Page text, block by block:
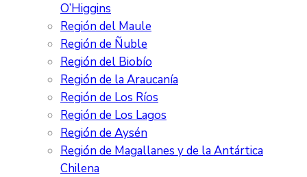
O’Higgins
Región del Maule
Región de Ñuble
Región del Biobío
Región de la Araucanía
Región de Los Ríos
Región de Los Lagos
Región de Aysén
Región de Magallanes y de la Antártica
Chilena